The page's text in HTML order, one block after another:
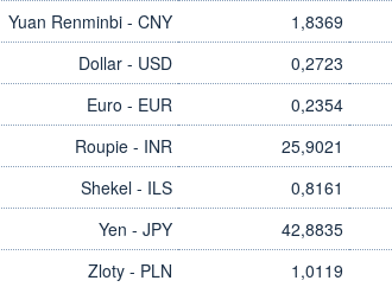
Yuan Renminbi - CNY 1,8369
Dollar - USD 0,2723
Euro - EUR 0,2354
Roupie - INR 25,9021
Shekel - ILS 0,8161
Yen - JPY 42,8835
Zloty - PLN 1,0119